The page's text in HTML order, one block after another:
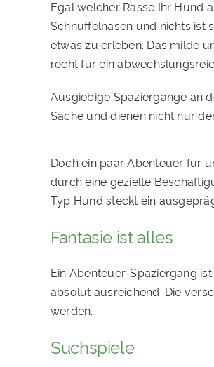
Egal welcher Rasse Ihr Hund
Schnüffelnasen und nichts ist
etwas zu erleben. Das milde
recht für ein
Ausgiebige Spaziergänge an
Sache und dienen nicht nur
Doch ein paar Abenteuer für
durch eine gezielte
Typ Hund steckt ein
Fantasie ist alles
Ein Abenteuer-Spaziergang
absolut ausreichend. Die
werden.
Suchspiele